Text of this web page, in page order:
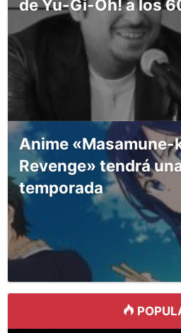
de Yu-Gi-Oh! a los
Anime «Masamune-
Revenge» tendrá
temporada